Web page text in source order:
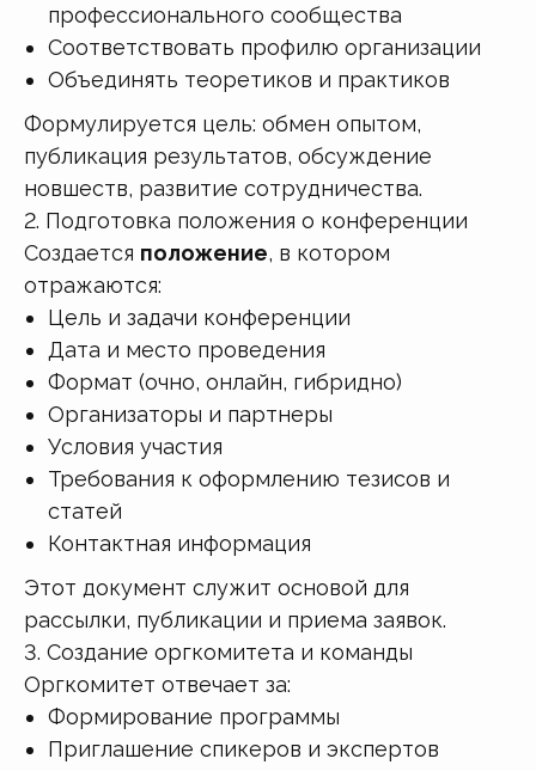
профессионального сообщества
Соответствовать профилю организации
Объединять теоретиков и практиков
Формулируется цель: обмен опытом,
публикация результатов, обсуждение
новшеств, развитие сотрудничества.
2. Подготовка положения о конференции
Создается положение, в котором
отражаются:
Цель и задачи конференции
Дата и место проведения
Формат (очно, онлайн, гибридно)
Организаторы и партнеры
Условия участия
Требования к оформлению тезисов и
статей
Контактная информация
Этот документ служит основой для
рассылки, публикации и приема заявок.
3. Создание оргкомитета и команды
Оргкомитет отвечает за:
Формирование программы
Приглашение спикеров и экспертов